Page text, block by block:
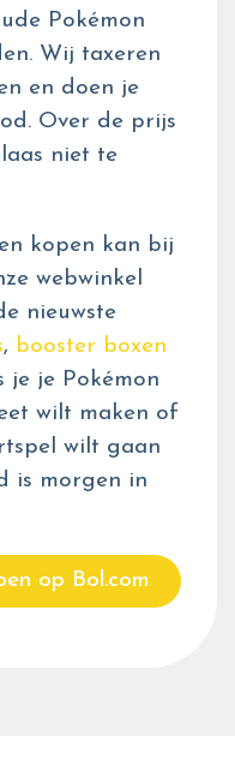
Pokémon
Wij taxeren
en doen je
Over de prijs
niet te
kopen kan bij
webwinkel
nieuwste
, booster boxen
je je Pokémon
wilt maken of
wilt gaan
is morgen in
op Bol.com